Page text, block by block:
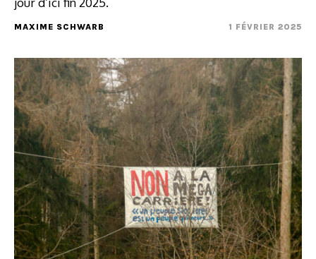
MAXIME SCHWARB 1 FÉVRIER 2025